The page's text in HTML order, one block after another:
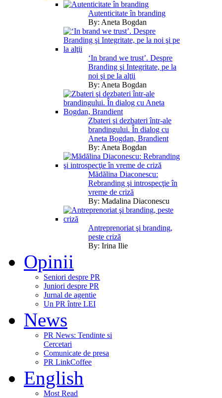
Autenticitate în branding
By: Aneta Bogdan
‘In brand we trust’. Despre
Branding şi Integritate, pe la
noi şi pe la alţii
By: Aneta Bogdan
Zbateri şi dezbateri într-ale
brandingului. În dialog cu
Aneta Bogdan, Brandient
By: Aneta Bogdan
Mădălina Diaconescu:
Rebranding şi introspecţie în
vreme de criză
By: Madalina Diaconescu
Antreprenoriat şi branding,
peste criză
By: Irina Ilie
Opinii
Seniori despre PR
Juniori despre PR
Jurnal de agentie
Un PR între LEI
News
PR News: Tendinte si
Cercetari
Comunicate de presa
PR LinkCoffee
English
Most Read